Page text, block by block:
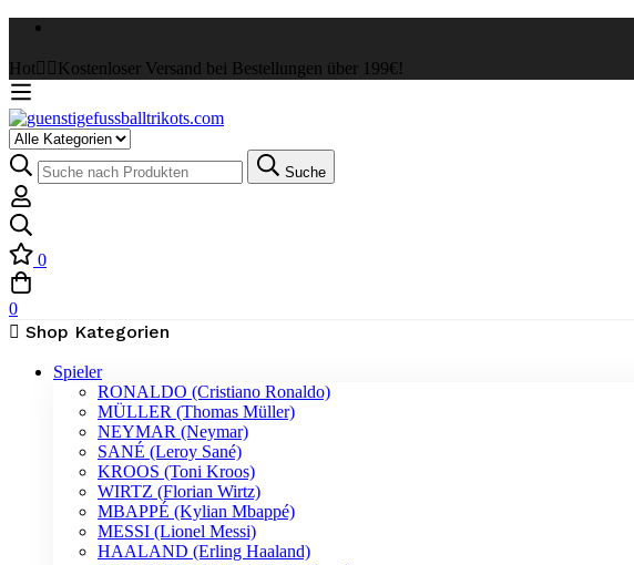
Hot ✌🏼Kostenloser Versand bei Bestellungen über 199€!
Select
a
Category
Suche
nach:
Suche
0
0
Shop Kategorien
Spieler
RONALDO (Cristiano Ronaldo)
MÜLLER (Thomas Müller)
NEYMAR (Neymar)
SANÉ (Leroy Sané)
KROOS (Toni Kroos)
WIRTZ (Florian Wirtz)
MBAPPÉ (Kylian Mbappé)
MESSI (Lionel Messi)
HAALAND (Erling Haaland)